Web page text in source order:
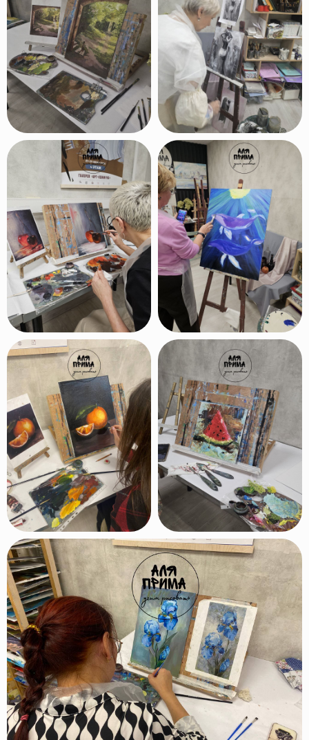
Мы регулярнопроводим
выставкиработ наших
учеников
Выбрать курс
У нас преподаюттолько
профессиональные
преподаватели с высшим
образованием и большим
опытом работы
Давно
откладываешь
свою мечту
научиться
рисовать? Сейчас
самое время!
Оставляй заявку и
начинай рисовать!
Оставить заявку